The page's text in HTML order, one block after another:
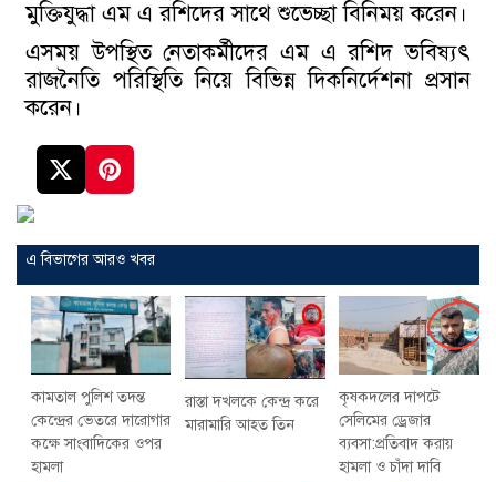
মুক্তিযুদ্ধা এম এ রশিদের সাথে শুভেচ্ছা বিনিময় করেন।
এসময় উপস্থিত নেতাকর্মীদের এম এ রশিদ ভবিষ্যৎ
রাজনৈতি পরিস্থিতি নিয়ে বিভিন্ন দিকনির্দেশনা প্রসান
করেন।
এ বিভাগের আরও খবর
কামতাল পুলিশ তদন্ত
কেন্দ্রের ভেতরে দারোগার
কক্ষে সাংবাদিকের ওপর
হামলা
রাস্তা দখলকে কেন্দ্র করে
মারামারি আহত তিন
কৃষকদলের দাপটে
সেলিমের ড্রেজার
ব্যবসা:প্রতিবাদ করায়
হামলা ও চাঁদা দাবি